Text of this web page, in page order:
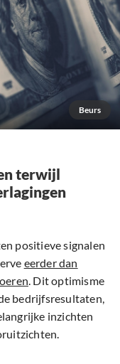
Beurs
terwijl
positieve signalen
eerder dan
. Dit optimisme
bedrijfsresultaten,
inzichten